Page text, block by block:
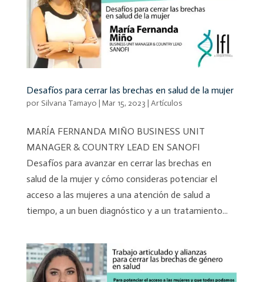
Desafíos para cerrar las brechas en salud de la mujer
por Silvana Tamayo | Mar 15, 2023 | Artículos
MARÍA FERNANDA MIÑO BUSINESS UNIT
MANAGER & COUNTRY LEAD EN SANOFI
Desafíos para avanzar en cerrar las brechas en
salud de la mujer y cómo consideras potenciar el
acceso a las mujeres a una atención de salud a
tiempo, a un buen diagnóstico y a un tratamiento...